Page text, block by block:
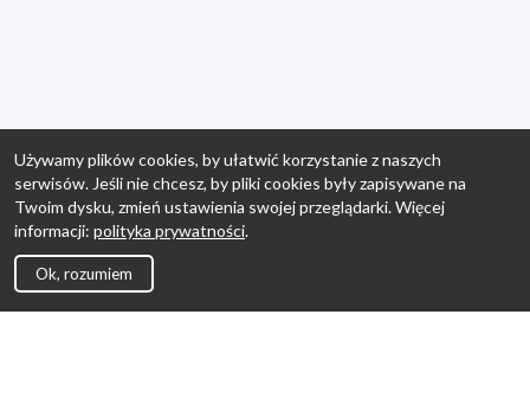
Używamy plików cookies, by ułatwić korzystanie z naszych
serwisów. Jeśli nie chcesz, by pliki cookies były zapisywane na
Twoim dysku, zmień ustawienia swojej przeglądarki. Więcej
informacji: polityka prywatności.
Ok, rozumiem